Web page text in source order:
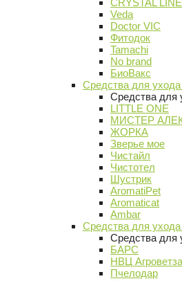
CRYSTAL LINE
Veda
Doctor VIC
Фитодок
Tamachi
No brand
БиоВакс
Средства для
Средства для
LITTLE ONE
МИСТЕР
ЖОРКА
Зверье мое
Чистайл
Чистотел
Шустрик
AromatiPet
Aromaticat
Ambar
Средства для ухода
Средства для
БАРС
НВЦ
Пчелодар